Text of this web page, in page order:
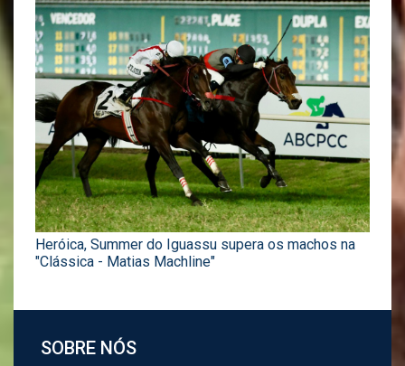
Heróica, Summer do Iguassu supera os machos na
"Clássica - Matias Machline"
SOBRE NÓS